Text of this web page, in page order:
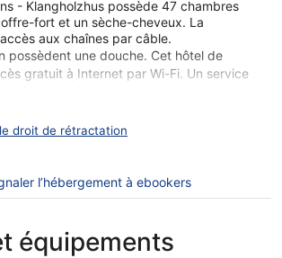
- Klangholzhus possède 47 chambres
fort et un sèche-cheveux. La
aux chaînes par câble.
possèdent une douche. Cet hôtel de
gratuit à Internet par Wi-Fi. Un service
tous les jours.
un accès aux pistes de ski et un sauna.
répertoriées ci-dessous sont
faire l'objet de frais supplémentaires.
comprend un sauna.
droit de rétractation
l’hébergement à ebookers
équipements